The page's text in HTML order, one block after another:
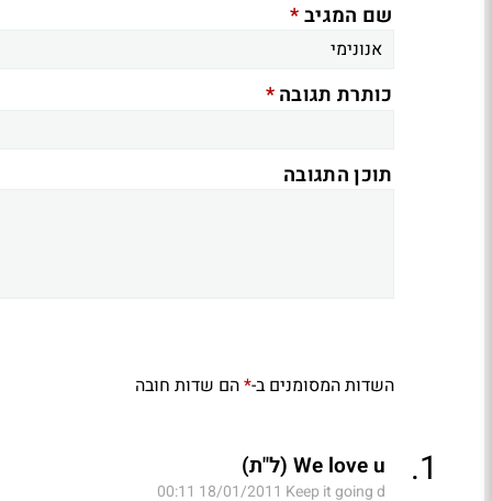
שם המגיב*
כותרת תגובה*
תוכן התגובה
השדות המסומנים ב-*הם שדות חובה
1
. We love u (ל"ת)
Keep it going d
18/01/2011 00:11